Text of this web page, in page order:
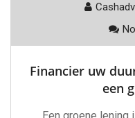
Financier uw
een